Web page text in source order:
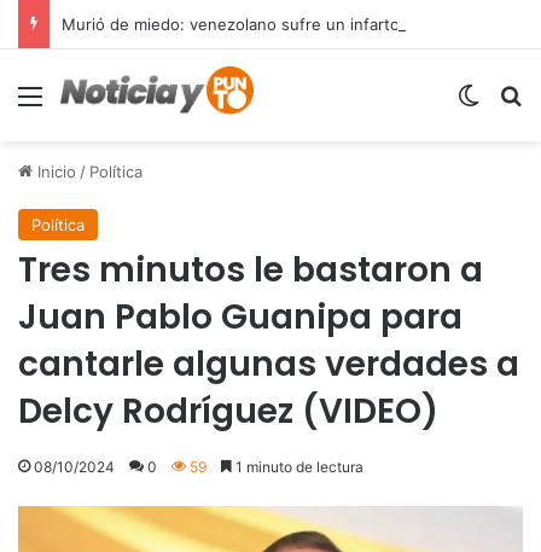
Menú
Inicio / Política
Política
Tres minutos le bastaron a
Juan Pablo Guanipa para
cantarle algunas verdades a
Delcy Rodríguez (VIDEO)
08/10/2024 0 59 1 minuto de lectura